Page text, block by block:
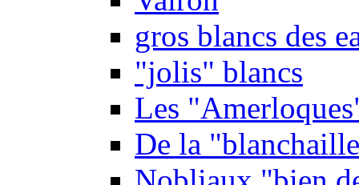
gros blancs des
"jolis" blancs
Les
De la